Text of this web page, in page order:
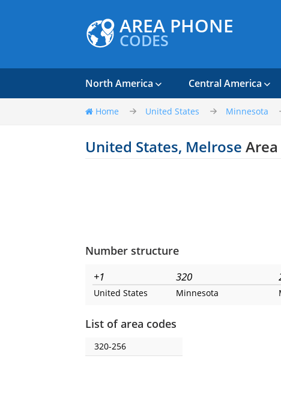
AREA PHONE
CODES
North America Central America
Home United States Minnesota
United States, Melrose Area
Number structure
+1 320
United States Minnesota
List of area codes
320-256